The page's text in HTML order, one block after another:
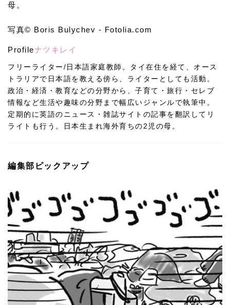
母。
写真© Boris Bulychev - Fotolia.com
Profileナツキレイ
フリーライター/日本語家庭教師。タイ在住を経て、オース
トラリアで日本語を教える傍ら、ライターとしても活動。
政治・経済・教育などの分野から、子育て・旅行・セレブ
情報など生活や趣味の分野まで幅広いジャンルで執筆中。
定期的に英語のニュース・雑誌サイトの記事を翻訳してリ
ライトも行う。日本生まれ海外育ちの2児の母。
編集部ピックアップ